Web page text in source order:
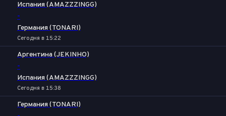
Испания (AMAZZZINGG)
-
Германия (TONARI)
Сегодня в 15:22
Аргентина (JEKINHO)
-
Испания (AMAZZZINGG)
Сегодня в 15:38
Германия (TONARI)